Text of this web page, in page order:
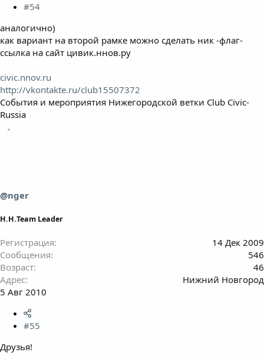
#54
аналогично)
как вариант на второй рамке можно сделать ник -флаг-
ссылка на сайт цивик.ннов.ру
civic.nnov.ru
http://vkontakte.ru/club15507372
События и мероприятия Нижегородской ветки Club Civic-
Russia
@nger
Н.Н.Team Leader
Регистрация
14 Дек 2009
Сообщения
546
Возраст
46
Адрес
Нижний Новгород
5 Авг 2010
#55
Друзья!